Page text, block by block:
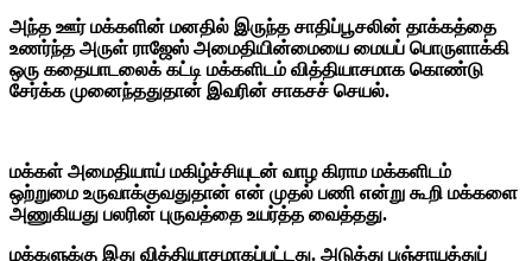
அந்த ஊர் மக்களின் மனதில் இருந்த சாதிப்பூசலின் தாக்கத்தை
உணர்ந்த அருள் ராஜேஸ் அமைதியின்மையை மையப் பொருளாக்கி
ஒரு கதையாடலைக் கட்டி மக்களிடம் வித்தியாசமாக கொண்டு
சேர்க்க முனைந்ததுதான் இவரின் சாகசச் செயல்.
மக்கள் அமைதியாய் மகிழ்ச்சியுடன் வாழ கிராம மக்களிடம்
ஒற்றுமை உருவாக்குவதுதான் என் முதல் பணி என்று கூறி மக்களை
அணுகியது பலரின் புருவத்தை உயர்த்த வைத்தது.
மக்களுக்கு இது வித்தியாசமாகப்பட்டது. அடுத்து பஞ்சாயத்துப்